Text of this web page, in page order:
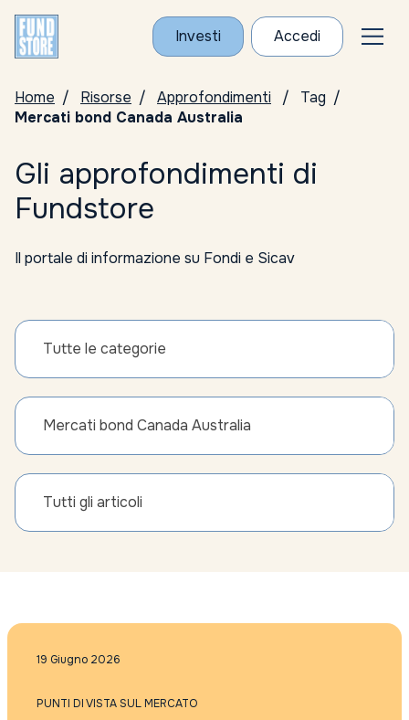
Investi Accedi
Home Risorse Approfondimenti
Tag
Mercati bond Canada Australia
Gli approfondimenti di
Fundstore
Il portale di informazione su Fondi e Sicav
Tutte le categorie
Mercati bond Canada Australia
Tutti gli articoli
19 Giugno 2026
PUNTI DI VISTA SUL MERCATO